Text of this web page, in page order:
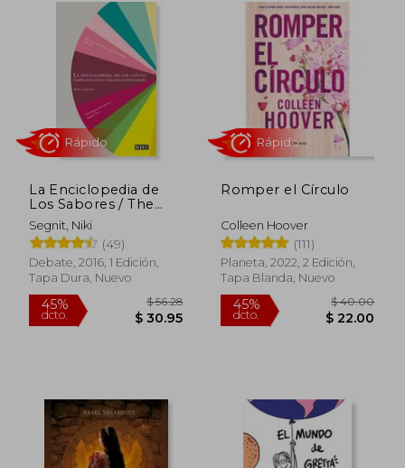
$ 19.99
17%
dcto.
La Enciclopedia de
Los Sabores / The
Flavor Thesaurus:
Combinaciones,
Recetas E Ideas Para
El Cocinero Creativo
Segnit, Niki
(49)
Debate, 2016, 1 Edición,
Tapa Dura, Nuevo
Romper el Círculo
Colleen Hoover
(111)
Planeta, 2022, 2 Edición,
Tapa Blanda, Nuevo